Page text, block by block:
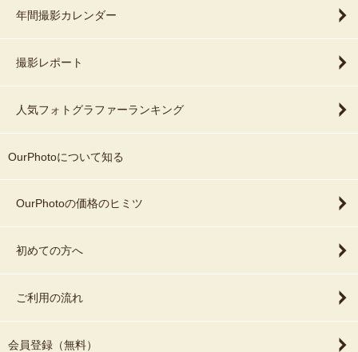
年間撮影カレンダー
撮影レポート
人気フォトグラファーランキング
OurPhotoについて知る
OurPhotoの価格のヒミツ
初めての方へ
ご利用の流れ
会員登録（無料）